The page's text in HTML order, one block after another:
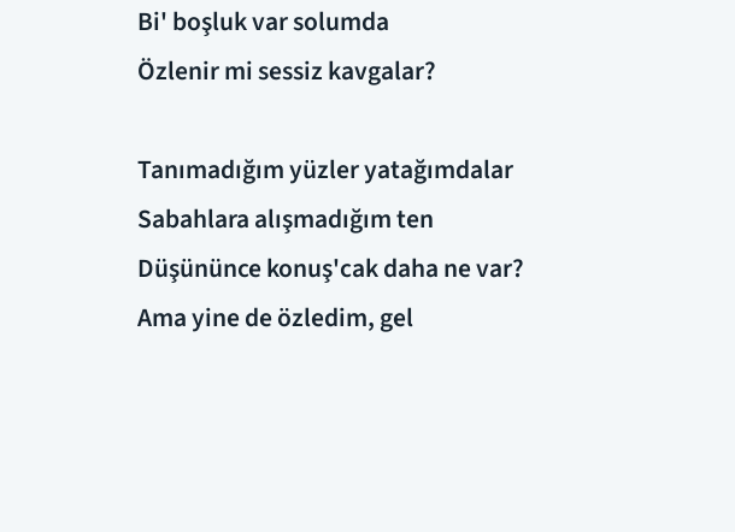
Bi' boşluk var solumda
Özlenir mi sessiz kavgalar?
Tanımadığım yüzler yatağımdalar
Sabahlara alışmadığım ten
Düşününce konuş'cak daha ne var?
Ama yine de özledim, gel